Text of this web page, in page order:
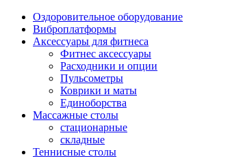
Оздоровительное оборудование
Виброплатформы
Аксессуары для фитнеса
Фитнес аксессуары
Расходники и опции
Пульсометры
Коврики и маты
Единоборства
Массажные столы
стационарные
складные
Теннисные столы